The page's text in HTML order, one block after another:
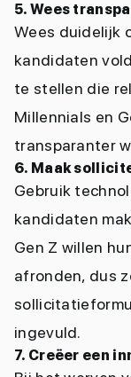
5. Wees
Wees duidelijk
kandidaten
te stellen die
Millennials en
transparanter
6. Maak
Gebruik
kandidaten
Gen Z willen
afronden, dus
ingevuld.
7. Creëer een